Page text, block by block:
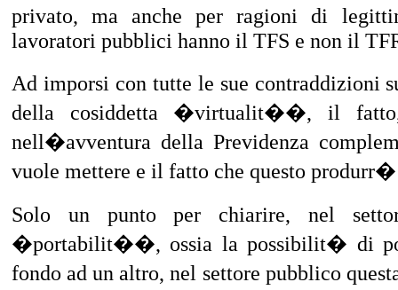
privato, ma anche per ragioni di
lavoratori pubblici hanno il TFS e non il
Ad imporsi con tutte le sue contraddizioni
della cosiddetta �virtualit��, il
nell�avventura della Previdenza
vuole mettere e il fatto che questo
Solo un punto per chiarire, nel
�portabilit��, ossia la possibilit� di
fondo ad un altro, nel settore pubblico